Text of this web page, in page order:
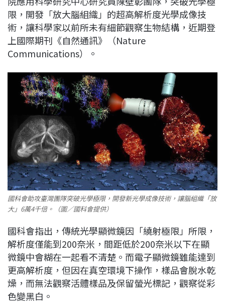
o
o
k
d
s
d
I
n
i
n
k
限，開發「放大腦組織」的超高解析度光學成像技
術，讓科學家以前所未有細節觀察生物結構，近期登
上國際期刊《自然通訊》（Nature
Communications）。
國科會助攻臺灣團隊突破光學極限，開發新光學成像技術，讓腦組織「放
大」6萬4千倍。（圖／國科會提供）
國科會指出，傳統光學顯微鏡因「繞射極限」所限，
解析度僅能到200奈米，間距低於200奈米以下在顯
微鏡中會糊在一起看不清楚。而電子顯微鏡雖能達到
更高解析度，但因在真空環境下操作，樣品會脫水乾
燥，而無法觀察活體樣品及保留螢光標記，觀察從彩
色變黑白。